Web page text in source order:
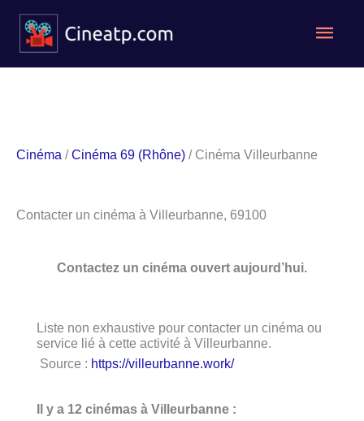
Aller
Cinéma /Cinéma 69 (Rhône) / Cinéma Villeurbanne
Contacter un cinéma à Villeurbanne, 69100
Contactez un cinéma ouvert aujourd’hui.
Liste non exhaustive pour contacter un cinéma ou
service lié à cette activité à Villeurbanne.
Source : https://villeurbanne.work/
Il y a 12 cinémas à Villeurbanne :